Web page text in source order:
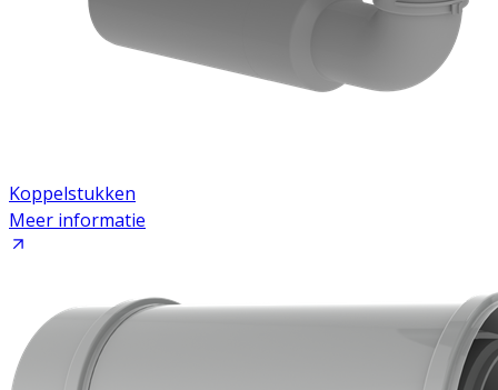
Koppelstukken
Meer informatie